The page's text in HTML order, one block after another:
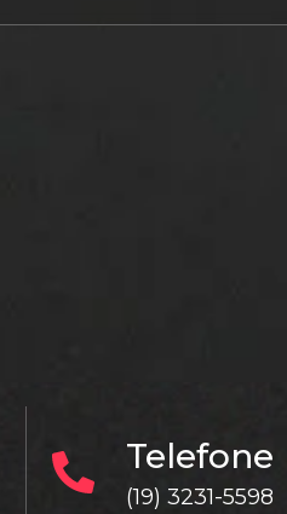
Telefone
(19) 3231-5598